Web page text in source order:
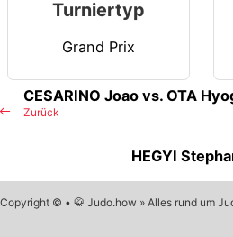
Turniertyp
Grand Prix
Zurück
CESARINO Joao vs. OTA
HEGYI
Copyright © • 🥋 Judo.how » Alles rund um